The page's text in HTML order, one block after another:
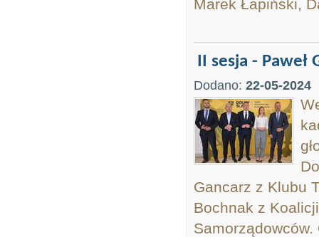
Marek Łapiński,
II sesja - Paweł
Dodano: 22-05-2024
Gancarz z Klubu
Bochnak z
Samorządowców.